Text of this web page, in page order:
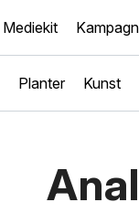
Mediekit
Planter Kunst